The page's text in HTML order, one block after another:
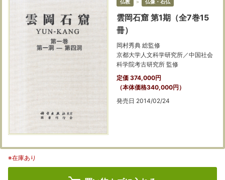
仏教 ＞ 仏像・石仏
雲岡石窟 第1期（全7巻15
冊）
岡村秀典 総監修
京都大学人文科学研究所／中国社会
科学院考古研究所 監修
定価 374,000円
（本体価格340,000円）
発売日 2014/02/24
※在庫あり